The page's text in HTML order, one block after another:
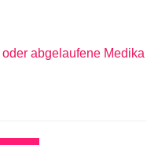
abgelaufene Medika